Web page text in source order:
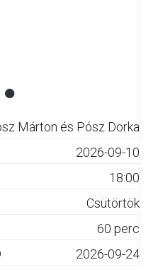
Márton és Pósz Dorka
2026-09-10
18:00
Csütörtök
60 perc
2026-09-24